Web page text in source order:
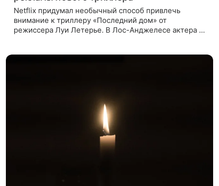
Netflix придумал необычный способ привлечь
внимание к триллеру «Последний дом» от
режиссера Луи Летерье. В Лос-Анджелесе актера на